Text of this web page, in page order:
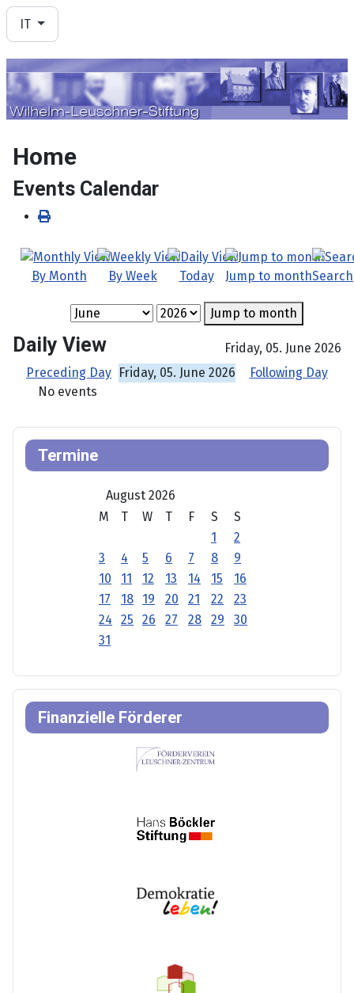
Seleziona la tua lingua
IT
Home
Events Calendar
By Month By Week Today Jump to monthSearch
Jump to month
Daily View
Friday, 05. June 2026
Preceding Day Friday, 05. June 2026
Following Day
No events
Termine
August 2026
M
T W T F S
S
1
2
3
4 5 6 7 8
9
10
11 12 13 14 15
16
17
18 19 20 21 22
23
24
25 26 27 28 29
30
31
Finanzielle Förderer